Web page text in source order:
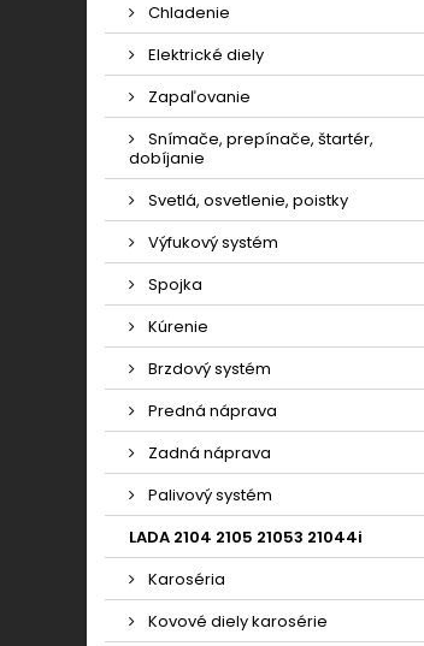
Chladenie
Elektrické diely
Zapaľovanie
Snímače, prepínače, štartér,
dobíjanie
Svetlá, osvetlenie, poistky
Výfukový systém
Spojka
Kúrenie
Brzdový systém
Predná náprava
Zadná náprava
Palivový systém
LADA 2104 2105 21053 21044i
Karoséria
Kovové diely karosérie